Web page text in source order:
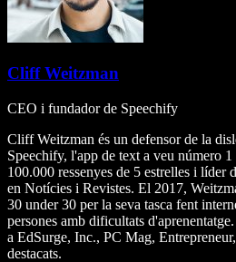
Cliff Weitzman
CEO i fundador de Speechify
Cliff Weitzman és un defensor de la
Speechify, l'app de text a veu número
100.000 ressenyes de 5 estrelles i
en Notícies i Revistes. El 2017,
30 under 30 per la seva tasca fent
persones amb dificultats
a EdSurge, Inc., PC Mag,
destacats.